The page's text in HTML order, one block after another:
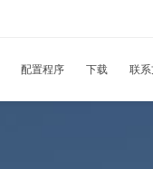
配置程序 下载 联